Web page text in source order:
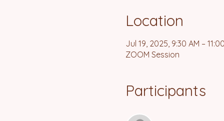
Location
Jul 19, 2025, 9:30 AM –
ZOOM Session
Participants